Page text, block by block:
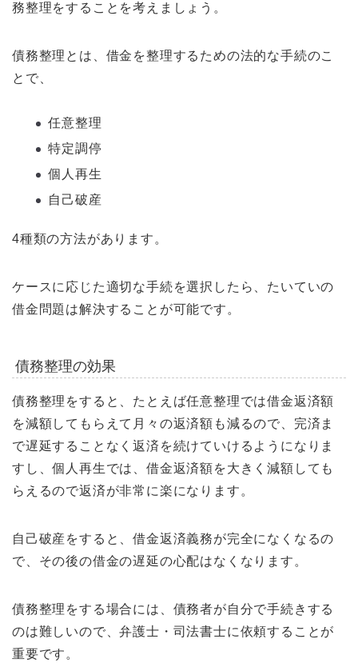
務整理をすることを考えましょう。
債務整理とは、借金を整理するための法的な手続のこ
とで、
任意整理
特定調停
個人再生
自己破産
4種類の方法があります。
ケースに応じた適切な手続を選択したら、たいていの
借金問題は解決することが可能です。
債務整理の効果
債務整理をすると、たとえば任意整理では借金返済額
を減額してもらえて月々の返済額も減るので、完済ま
で遅延することなく返済を続けていけるようになりま
すし、個人再生では、借金返済額を大きく減額しても
らえるので返済が非常に楽になります。
自己破産をすると、借金返済義務が完全になくなるの
で、その後の借金の遅延の心配はなくなります。
債務整理をする場合には、債務者が自分で手続きする
のは難しいので、弁護士・司法書士に依頼することが
重要です。